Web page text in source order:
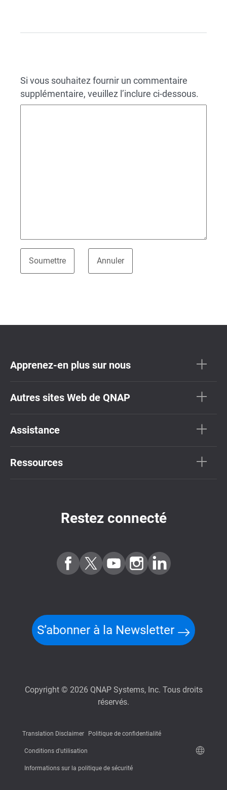
Si vous souhaitez fournir un commentaire
supplémentaire, veuillez l’inclure ci-dessous.
Apprenez-en plus sur nous
Autres sites Web de QNAP
Assistance
Ressources
Restez connecté
S’abonner à la Newsletter
Copyright © 2026 QNAP Systems, Inc. Tous droits
réservés.
Translation Disclaimer Politique de confidentialité
Conditions d'utilisation
Informations sur la politique de sécurité